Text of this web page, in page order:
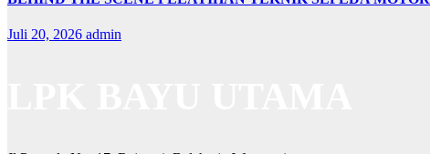
Juli 20, 2026 admin